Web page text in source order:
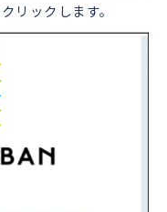
リックします。